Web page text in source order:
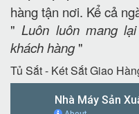
hàng tận nơi. Kể cả
"Luôn luôn mang
khách hàng"
Tủ Sắt - Két Sắt Giao